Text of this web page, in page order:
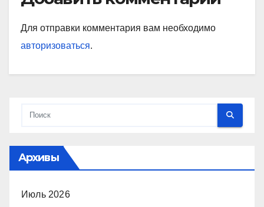
Для отправки комментария вам необходимо
авторизоваться.
Архивы
Июль 2026